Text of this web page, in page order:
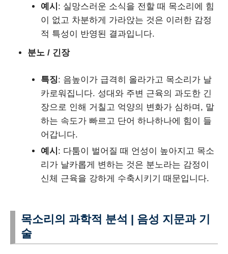
예시 : 실망스러운 소식을 전할 때 목소리에 힘
이 없고 차분하게 가라앉는 것은 이러한 감정
적 특성이 반영된 결과입니다.
분노 / 긴장
특징: 음높이가 급격히 올라가고 목소리가 날
카로워집니다. 성대와 주변 근육의 과도한 긴
장으로 인해 거칠고 억양의 변화가 심하며, 말
하는 속도가 빠르고 단어 하나하나에 힘이 들
어갑니다.
예시 : 다툼이 벌어질 때 언성이 높아지고 목소
리가 날카롭게 변하는 것은 분노라는 감정이
신체 근육을 강하게 수축시키기 때문입니다.
목소리의 과학적 분석 | 음성 지문과 기
술